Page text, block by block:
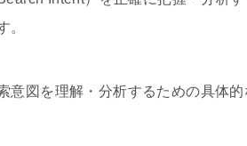
。
意図を理解・分析するための具体